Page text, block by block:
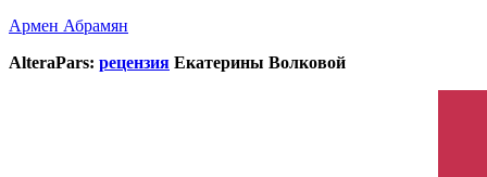
Армен Абрамян
AlteraPars: рецензия Екатерины Волковой